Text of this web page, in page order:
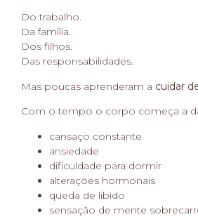
Do trabalho.
Da família.
Dos filhos.
Das responsabilidades.
Mas poucas aprenderam a cuidar
Com o tempo o corpo começa a
cansaço constante
ansiedade
dificuldade para dormir
alterações hormonais
queda de libido
sensação de mente